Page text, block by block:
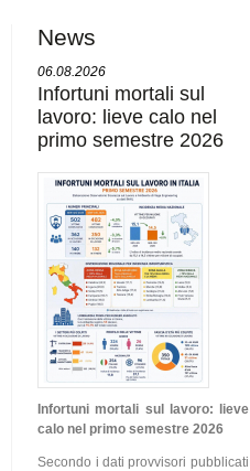
News
06.08.2026
Infortuni mortali sul
lavoro: lieve calo nel
primo semestre 2026
Infortuni mortali sul lavoro: lieve
calo nel primo semestre 2026
Secondo i dati provvisori pubblicati